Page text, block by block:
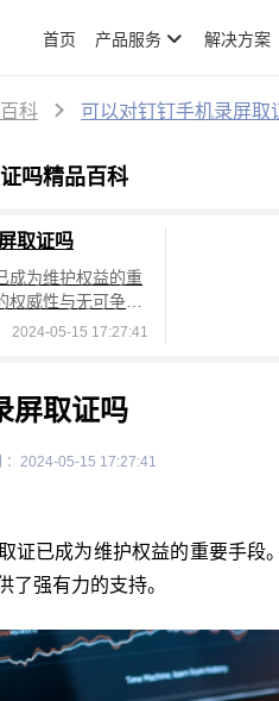
首页 产品服务 解决方案
科 可以对钉钉手机录屏取
吗精品百科
取证吗
成为维护权益的重
威性与无可争议
术为录屏取证提供
2024-05-15 17:27:41
屏取证吗
：2024-05-15 17:27:41
证已成为维护权益的重要手
了强有力的支持。